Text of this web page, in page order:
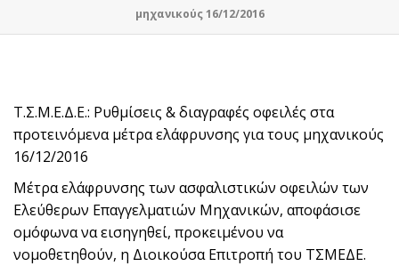
μηχανικούς 16/12/2016
Τ.Σ.Μ.Ε.Δ.Ε.: Ρυθμίσεις & διαγραφές οφειλές στα
προτεινόμενα μέτρα ελάφρυνσης για τους μηχανικούς
16/12/2016
Μέτρα ελάφρυνσης των ασφαλιστικών οφειλών των
Ελεύθερων Επαγγελματιών Μηχανικών, αποφάσισε
ομόφωνα να εισηγηθεί, προκειμένου να
νομοθετηθούν, η Διοικούσα Επιτροπή του ΤΣΜΕΔΕ.